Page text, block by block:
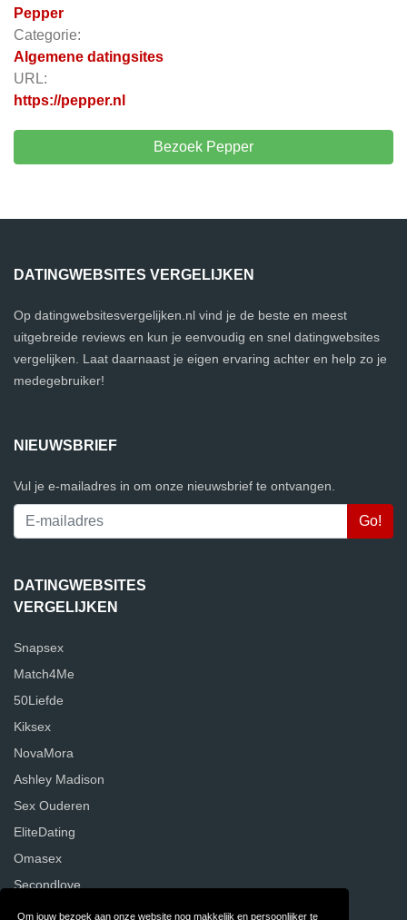
Om jouw bezoek aan onze website nog makkelijk en persoonlijker te
Pepper
Categorie:
Algemene datingsites
URL:
https://pepper.nl
Bezoek Pepper
DATINGWEBSITES VERGELIJKEN
Op datingwebsitesvergelijken.nl vind je de beste en meest
uitgebreide reviews en kun je eenvoudig en snel datingwebsites
vergelijken. Laat daarnaast je eigen ervaring achter en help zo je
medegebruiker!
NIEUWSBRIEF
Vul je e-mailadres in om onze nieuwsbrief te ontvangen.
DATINGWEBSITES
VERGELIJKEN
Snapsex
Match4Me
50Liefde
Kiksex
NovaMora
Ashley Madison
Sex Ouderen
EliteDating
Omasex
Secondlove